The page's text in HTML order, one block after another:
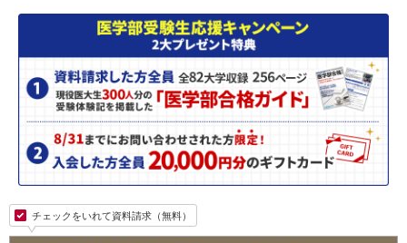
チェックをいれて資料請求（無料）